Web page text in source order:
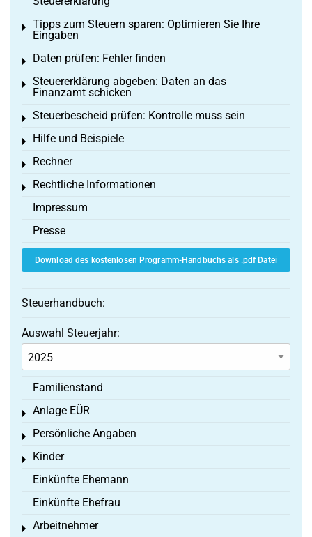
Tipps zum Steuern sparen: Optimieren Sie Ihre
Eingaben
Toggle menu
Daten prüfen: Fehler finden
Toggle menu
Steuererklärung abgeben: Daten an das
Finanzamt schicken
Toggle menu
Steuerbescheid prüfen: Kontrolle muss sein
Toggle menu
Hilfe und Beispiele
Toggle menu
Rechner
Toggle menu
Rechtliche Informationen
Toggle menu
Impressum
Presse
Download des kostenlosen Programm-Handbuchs als .pdf Datei
Steuerhandbuch:
Auswahl Steuerjahr:
Familienstand
Anlage EÜR
Toggle menu
Persönliche Angaben
Toggle menu
Kinder
Toggle menu
Einkünfte Ehemann
Einkünfte Ehefrau
Arbeitnehmer
Toggle menu